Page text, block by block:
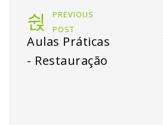
PREVIOUS
POST
Aulas Práticas
- Restauração